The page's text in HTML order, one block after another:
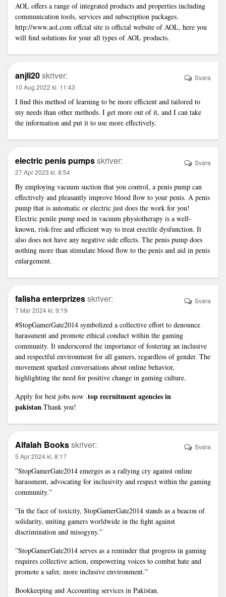
AOL offers a range of integrated products and properties including
communication tools, services and subscription packages.
http://www.aol.com offcial site is official website of AOL, here you
will find solutions for your all types of AOL products.
anjli20skriver:
10 Aug 2022 kl. 11:43
I find this method of learning to be more efficient and tailored to
my needs than other methods. I get more out of it, and I can take
the information and put it to use more effectively.
Svara
electric penis pumpsskriver:
27 Apr 2023 kl. 8:54
By employing vacuum suction that you control, a penis pump can
effectively and pleasantly improve blood flow to your penis. A penis
pump that is automatic or electric just does the work for you!
Electric penile pump used in vacuum physiotherapy is a well-
known, risk-free and efficient way to treat erectile dysfunction. It
also does not have any negative side effects. The penis pump does
nothing more than stimulate blood flow to the penis and aid in penis
enlargement.
Svara
falisha enterprizesskriver:
7 Mar 2024 kl. 9:19
#StopGamerGate2014 symbolized a collective effort to denounce
harassment and promote ethical conduct within the gaming
community. It underscored the importance of fostering an inclusive
and respectful environment for all gamers, regardless of gender. The
movement sparked conversations about online behavior,
highlighting the need for positive change in gaming culture.
Apply for best jobs now .top recruitment agencies in
pakistan.Thank you!
Svara
Alfalah Booksskriver:
5 Apr 2024 kl. 8:17
”StopGamerGate2014 emerges as a rallying cry against online
harassment, advocating for inclusivity and respect within the gaming
community.”
”In the face of toxicity, StopGamerGate2014 stands as a beacon of
solidarity, uniting gamers worldwide in the fight against
discrimination and misogyny.”
”StopGamerGate2014 serves as a reminder that progress in gaming
requires collective action, empowering voices to combat hate and
promote a safer, more inclusive environment.”
Bookkeeping and Accounting services in Pakistan.
Svara